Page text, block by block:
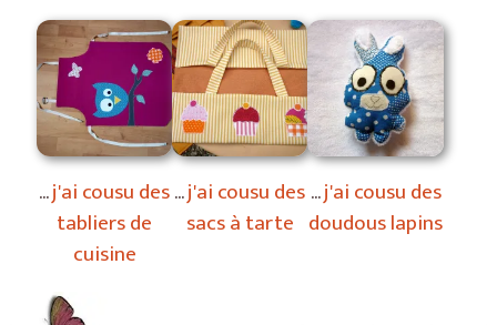
j'ai cousu des
tabliers de
cuisine
j'ai cousu des
sacs à tarte
j'ai cousu des
doudous lapins